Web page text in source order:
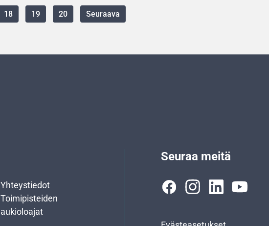
18 19 20 Seuraava
Yhteystiedot
Toimipisteiden
aukioloajat
Seuraa meitä